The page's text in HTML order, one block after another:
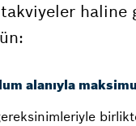
takviyeler haline
alanıyla